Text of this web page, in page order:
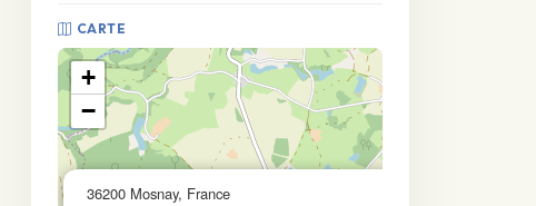
CARTE
36200 Mosnay, France
+
−